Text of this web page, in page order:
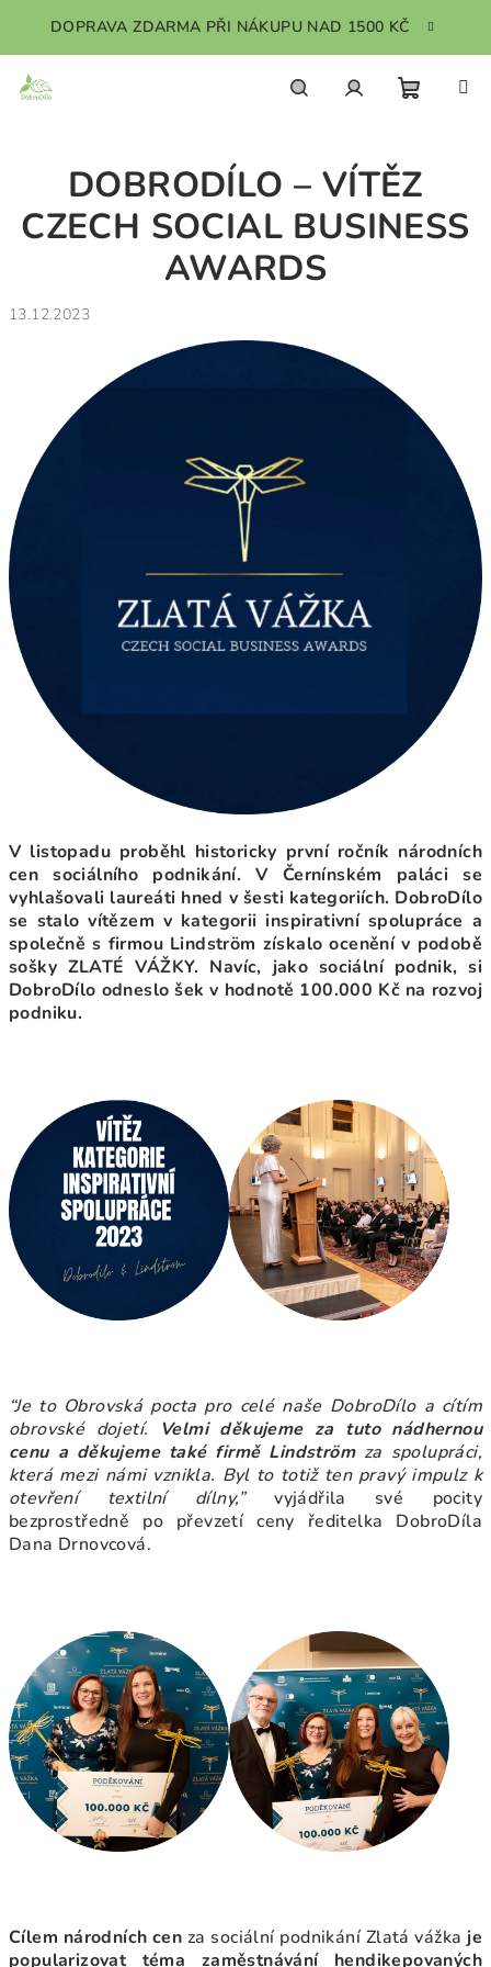
obsah
DOPRAVA ZDARMA PŘI NÁKUPU NAD 1500 KČ
košík
DOBRODÍLO – VÍTĚZ
CZECH SOCIAL BUSINESS
AWARDS
13.12.2023
V listopadu proběhl historicky první ročník národních
cen sociálního podnikání. V Černínském paláci se
vyhlašovali laureáti hned v šesti kategoriích. DobroDílo
se stalo vítězem v kategorii inspirativní spolupráce a
společně s firmou Lindström získalo ocenění v podobě
sošky ZLATÉ VÁŽKY. Navíc, jako sociální podnik, si
DobroDílo odneslo šek v hodnotě 100.000 Kč na rozvoj
podniku.
“Je to Obrovská pocta pro celé naše DobroDílo a cítím
obrovské dojetí.
Velmi děkujeme za tuto nádhernou
cenu a děkujeme také firmě Lindströmza spolupráci,
která mezi námi vznikla. Byl to totiž ten pravý impulz k
otevření textilní dílny,”vyjádřila své pocity
bezprostředně po převzetí ceny ředitelka DobroDíla
Dana Drnovcová.
Cílem národních cen za sociální podnikání Zlatá vážka je
popularizovat téma zaměstnávání hendikepovaných